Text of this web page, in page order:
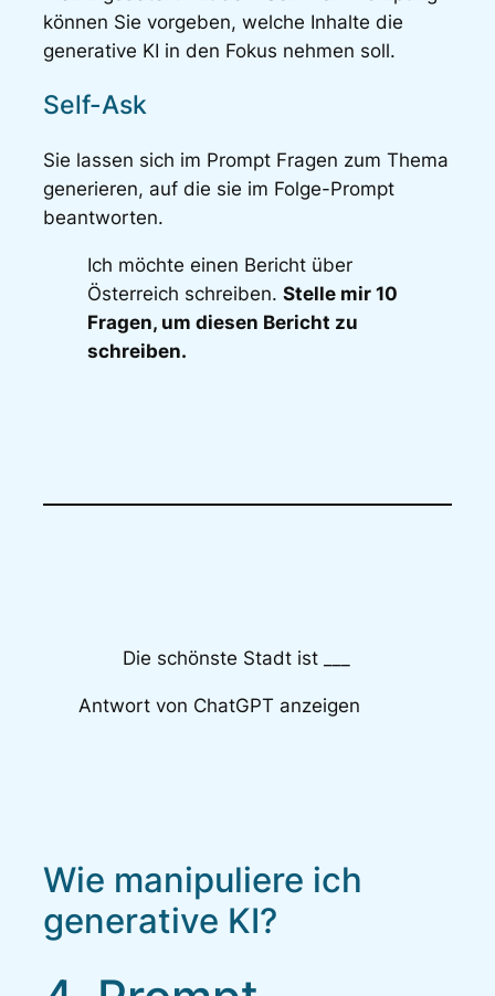
können Sie vorgeben, welche Inhalte die
generative KI in den Fokus nehmen soll.
Self-Ask
Sie lassen sich im Prompt Fragen zum Thema
generieren, auf die sie im Folge-Prompt
beantworten.
Ich möchte einen Bericht über
Österreich schreiben.Stelle mir 10
Fragen, um diesen Bericht zu
schreiben.
Die schönste Stadt ist ___
Antwort von ChatGPT anzeigen
Wie manipuliere ich
generative KI?